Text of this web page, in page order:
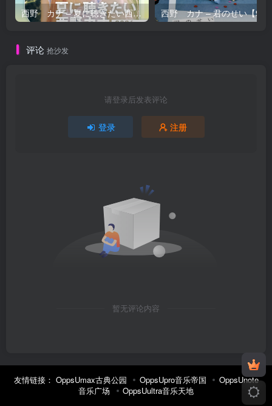
西野 カナ – 夏に聴きたい西野カナ2026【44.1kHz／16bit】日本区
评论 抢沙发
请登录后发表评论
登录 注册
暂无评论内容
友情链接： OppsUmax古典公园 OppsUpro音乐帝国
OppsUnote
音乐广场
OppsUultra音乐天地